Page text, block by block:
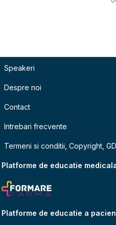
Speakeri
Despre noi
Contact
Intrebari frecvente
Termeni si conditii, Copyright,
Platforme de educatie
Platforme de educatie a